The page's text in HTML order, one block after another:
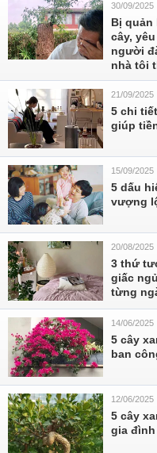
30/09/2025
Bị
cây,
người
nhà tôi
21/09/2025
5 chi
giúp
15/09/2025
5 dấu
vượng
20/08/2025
3 thứ
giấc
từng
14/06/2025
5 cây
ban
12/06/2025
5 cây
gia